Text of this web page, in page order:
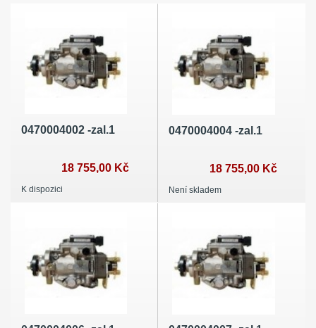
0470004002 -zal.1
18 755,00 Kč
K dispozici
0470004004 -zal.1
18 755,00 Kč
Není skladem